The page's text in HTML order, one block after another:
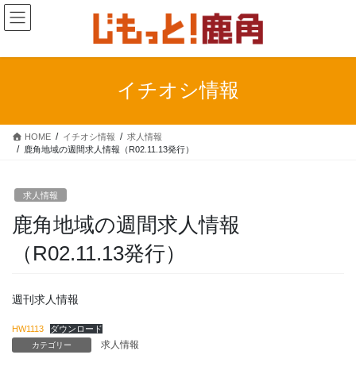
コ
ン
ン
動
ナ
ビ
ー
に
イチオシ情報
HOME イチオシ情報
求人情報
鹿角地域の週間求人情報（R02.11.13発行）
求人情報
鹿角地域の週間求人情報
（R02.11.13発行）
週刊求人情報
HW1113 ダウンロード
カテゴリー 求人情報